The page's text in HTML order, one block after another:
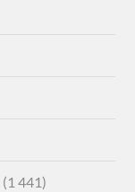
(1 441)